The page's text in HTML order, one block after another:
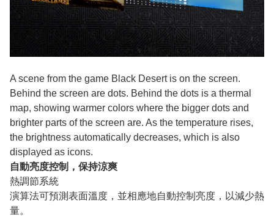
A scene from the game Black Desert is on the screen.
Behind the screen are dots. Behind the dots is a thermal
map, showing warmer colors where the bigger dots and
brighter parts of the screen are. As the temperature rises,
the brightness automatically decreases, which is also
displayed as icons.
自動亮度控制，保持涼爽
熱調節系統
演算法可預測表面溫度，並相應地自動控制亮度，以減少熱
量。